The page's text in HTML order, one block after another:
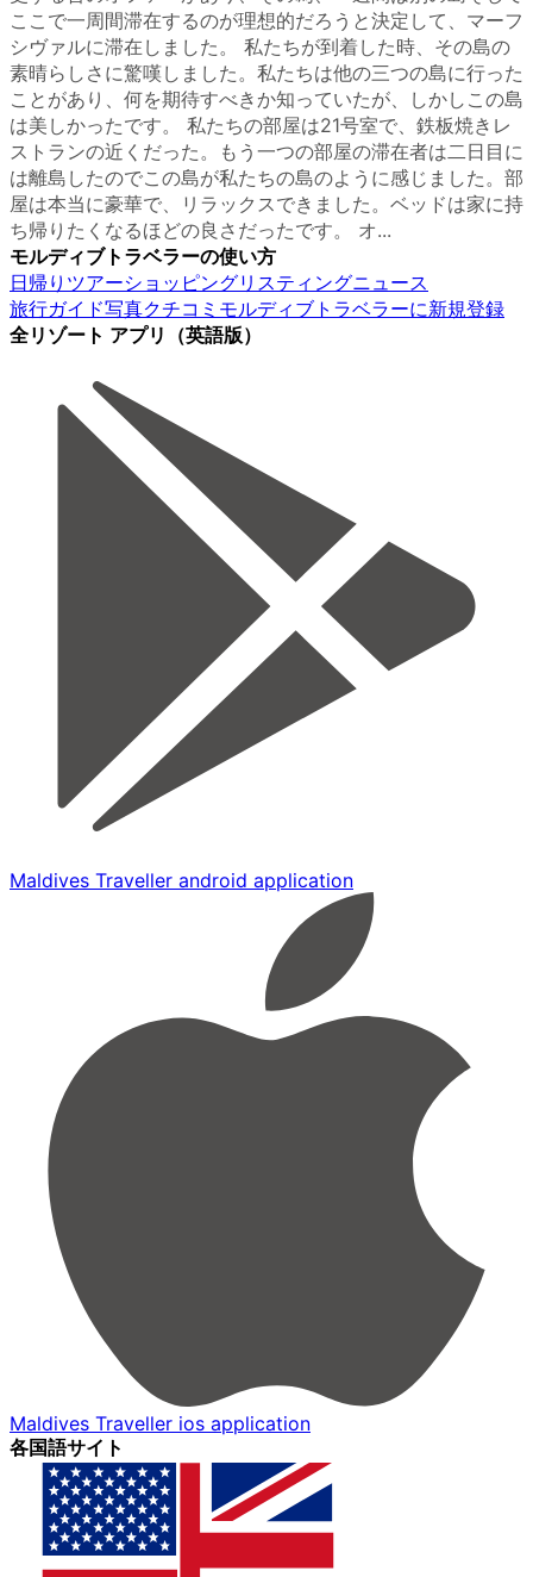
ここで一周間滞在するのが理想的だろうと決定して、マーフ
シヴァルに滞在しました。 私たちが到着した時、その島の
素晴らしさに驚嘆しました。私たちは他の三つの島に行った
ことがあり、何を期待すべきか知っていたが、しかしこの島
は美しかったです。 私たちの部屋は21号室で、鉄板焼きレ
ストランの近くだった。もう一つの部屋の滞在者は二日目に
は離島したのでこの島が私たちの島のように感じました。部
屋は本当に豪華で、リラックスできました。ベッドは家に持
ち帰りたくなるほどの良さだったです。 オ...
モルディブトラベラーの使い方
日帰りツアーショッピングリスティングニュース
旅行ガイド写真クチコミ モルディブトラベラーに新規登録
全リゾート アプリ（英語版）
Maldives Traveller android application
Maldives Traveller ios application
各国語サイト